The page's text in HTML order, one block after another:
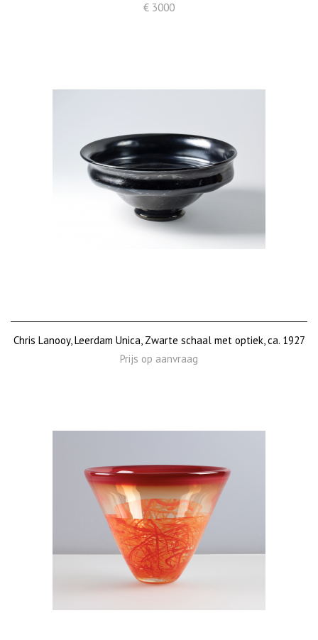
€ 3000
Chris Lanooy, Leerdam Unica, Zwarte schaal met optiek, ca. 1927
Prijs op aanvraag